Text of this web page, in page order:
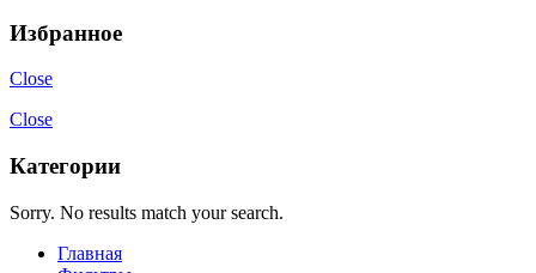
Избранное
Close
Close
Категории
Sorry. No results match your search.
Главная